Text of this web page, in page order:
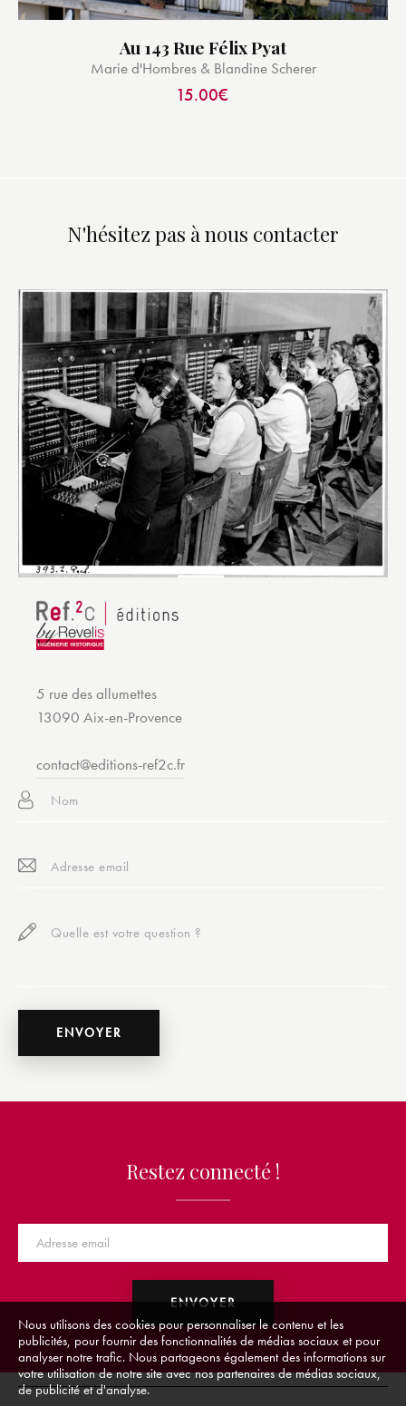
Au 143 Rue Félix Pyat
Marie d'Hombres & Blandine Scherer
15.00€
N'hésitez pas à nous contacter
5 rue des allumettes
13090 Aix-en-Provence
contact@editions-ref2c.fr
Restez connecté !
Nous utilisons des cookies pour personnaliser le contenu et les
publicités, pour fournir des fonctionnalités de médias sociaux et pour
analyser notre trafic. Nous partageons également des informations sur
votre utilisation de notre site avec nos partenaires de médias sociaux,
de publicité et d'analyse.